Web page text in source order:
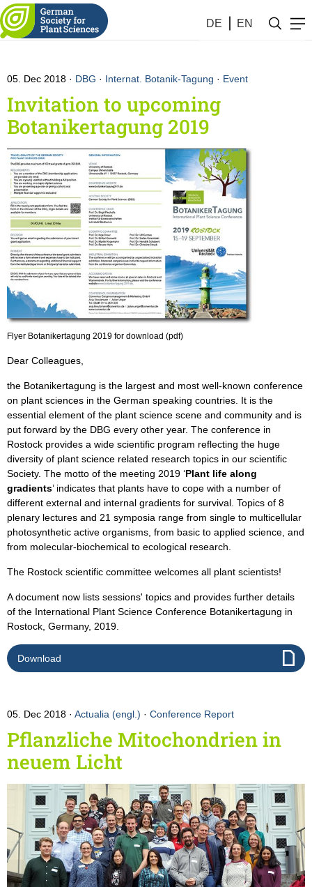
DE EN
Notifications by the society
05. Dec 2018 DBG · Internat. Botanik-Tagung · Event
Invitation to upcoming
Botanikertagung 2019
Flyer Botanikertagung 2019 for download (pdf)
Dear Colleagues,
the Botanikertagung is the largest and most well-known conference
on plant sciences in the German speaking countries. It is the
essential element of the plant science scene and community and is
put forward by the DBG every other year. The conference in
Rostock provides a wide scientific program reflecting the huge
diversity of plant science related research topics in our scientific
Society. The motto of the meeting 2019 ‘Plant life along
gradients’ indicates that plants have to cope with a number of
different external and internal gradients for survival. Topics of 8
plenary lectures and 21 symposia range from single to multicellular
photosynthetic active organisms, from basic to applied science, and
from molecular-biochemical to ecological research.
The Rostock scientific committee welcomes all plant scientists!
A document now lists sessions' topics and provides further details
of the International Plant Science Conference Botanikertagung in
Rostock, Germany, 2019.
Download
05. Dec 2018 Actualia (engl.) · Conference Report
Pflanzliche Mitochondrien in
neuem Licht